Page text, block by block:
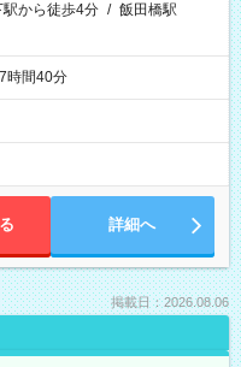
駅から徒歩4分 / 飯田橋駅
時間40分
詳細へ
掲載日：2026.08.06